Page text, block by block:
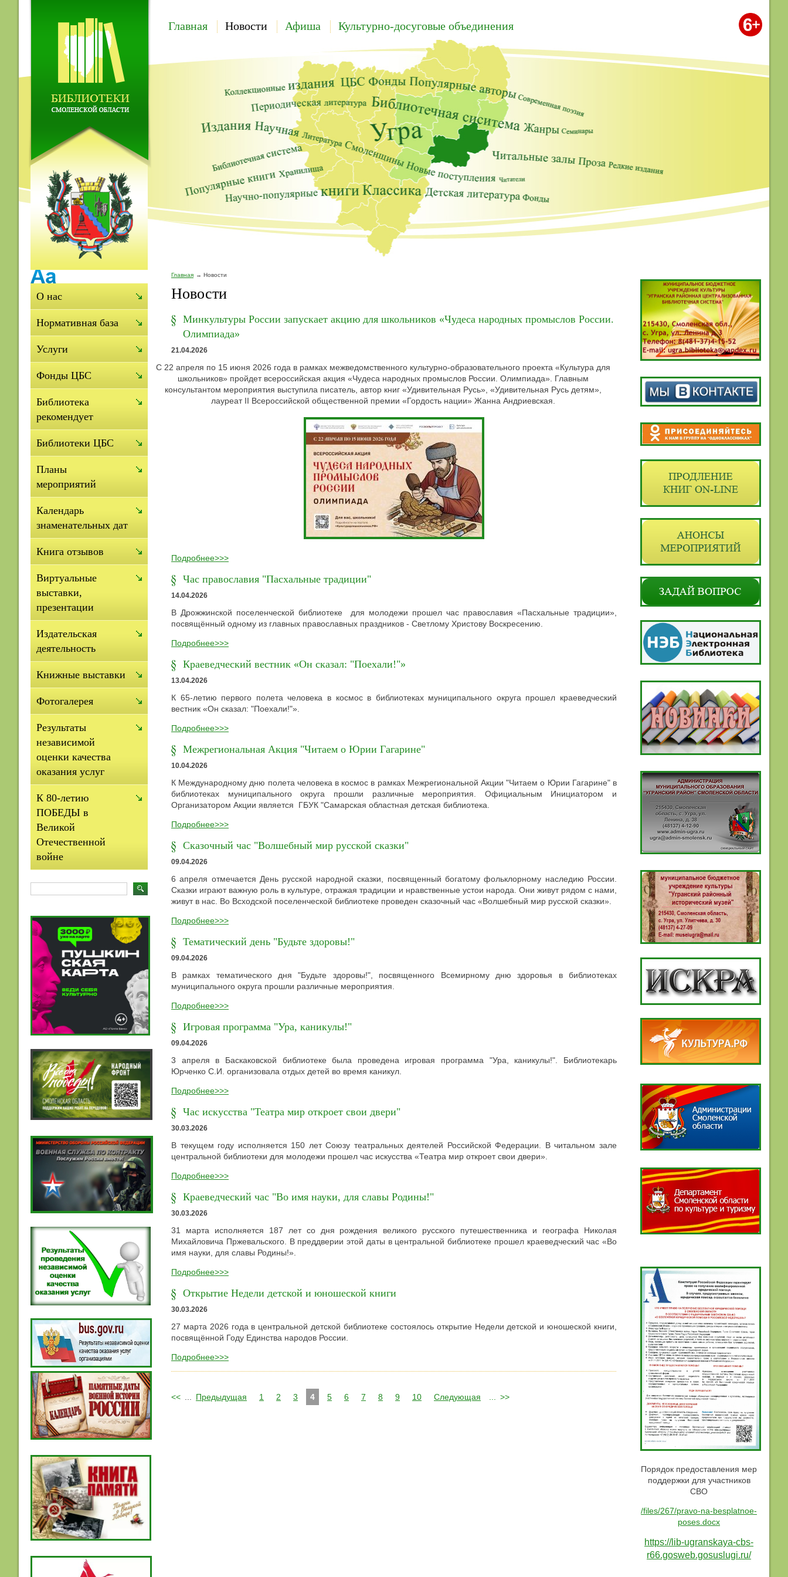
Главная Новости Афиша Культурно-досуговые объединения
Главная Новости
Новости
Минкультуры России запускает акцию для школьников «Чудеса народных промыслов России.
Олимпиада»
21.04.2026
С 22 апреля по 15 июня 2026 года в рамках межведомственного культурно-образовательного проекта «Культура для
школьников» пройдет всероссийская акция «Чудеса народных промыслов России. Олимпиада». Главным
консультантом мероприятия выступила писатель, автор книг «Удивительная Русь», «Удивительная Русь детям»,
лауреат II Всероссийской общественной премии «Гордость нации» Жанна Андриевская.
Подробнее>>>
Час православия "Пасхальные традиции"
14.04.2026
В Дрожжинской поселенческой библиотеке для молодежи прошел час православия «Пасхальные традиции»,
посвящённый одному из главных православных праздников - Светлому Христову Воскресению.
Подробнее>>>
Краеведческий вестник «Он сказал: "Поехали!"»
13.04.2026
К 65-летию первого полета человека в космос в библиотеках муниципального округа прошел краеведческий
вестник «Он сказал: "Поехали!"».
Подробнее>>>
Межрегиональная Акция "Читаем о Юрии Гагарине"
10.04.2026
К Международному дню полета человека в космос в рамках Межрегиональной Акции "Читаем о Юрии Гагарине" в
библиотеках муниципального округа прошли различные мероприятия. Официальным Инициатором и
Организатором Акции является ГБУК "Самарская областная детская библиотека.
Подробнее>>>
Сказочный час "Волшебный мир русской сказки"
09.04.2026
6 апреля отмечается День русской народной сказки, посвященный богатому фольклорному наследию России.
Сказки играют важную роль в культуре, отражая традиции и нравственные устои народа. Они живут рядом с нами,
живут в нас. Во Всходской поселенческой библиотеке проведен сказочный час «Волшебный мир русской сказки».
Подробнее>>>
Тематический день "Будьте здоровы!"
09.04.2026
В рамках тематического дня "Будьте здоровы!", посвященного Всемирному дню здоровья в библиотеках
муниципального округа прошли различные мероприятия.
Подробнее>>>
Игровая программа "Ура, каникулы!"
09.04.2026
3 апреля в Баскаковской библиотеке была проведена игровая программа "Ура, каникулы!". Библиотекарь
Юрченко С.И. организовала отдых детей во время каникул.
Подробнее>>>
Час искусства "Театра мир откроет свои двери"
30.03.2026
В текущем году исполняется 150 лет Союзу театральных деятелей Российской Федерации. В читальном зале
центральной библиотеки для молодежи прошел час искусства «Театра мир откроет свои двери».
Подробнее>>>
Краеведческий час "Во имя науки, для славы Родины!"
30.03.2026
31 марта исполняется 187 лет со дня рождения великого русского путешественника и географа Николая
Михайловича Пржевальского. В преддверии этой даты в центральной библиотеке прошел краеведческий час «Во
имя науки, для славы Родины!».
Подробнее>>>
Открытие Недели детской и юношеской книги
30.03.2026
27 марта 2026 года в центральной детской библиотеке состоялось открытие Недели детской и юношеской книги,
посвящённой Году Единства народов России.
Подробнее>>>
<< Предыдущая 1 2 3 4 5 6 7 8 9 10 Следующая >>
О нас
Нормативная база
Услуги
Фонды ЦБС
Библиотека
рекомендует
Библиотеки ЦБС
Планы
мероприятий
Календарь
знаменательных дат
Книга отзывов
Виртуальные
выставки,
презентации
Издательская
деятельность
Книжные выставки
Фотогалерея
Результаты
независимой
оценки качества
оказания услуг
К 80-летию
ПОБЕДЫ в
Великой
Отечественной
войне
Порядок предоставления мер
поддержки для участников
СВО
/files/267/pravo-na-besplatnoe-
poses.docx
https://lib-ugranskaya-cbs-
r66.gosweb.gosuslugi.ru/